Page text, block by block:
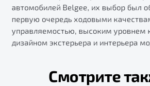
автомобилей Belgee, их выбор был
первую очередь ходовыми
управляемостью, высоким уровнем
дизайном экстерьера и интерьера
Смотрите